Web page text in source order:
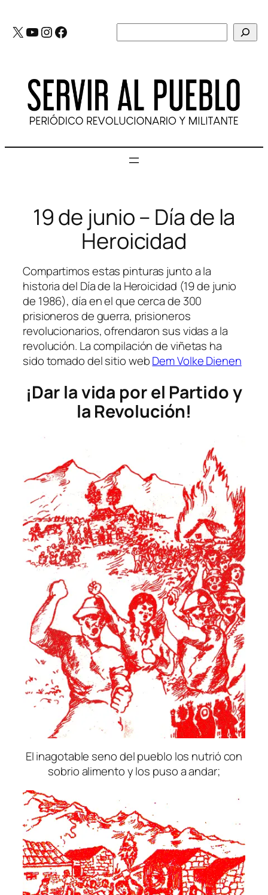
contenido
X YouTube
Instagram
Facebook
19 de junio – Día de la
Heroicidad
Compartimos estas pinturas junto a la
historia del Día de la Heroicidad (19 de junio
de 1986), día en el que cerca de 300
prisioneros de guerra, prisioneros
revolucionarios, ofrendaron sus vidas a la
revolución. La compilación de viñetas ha
sido tomado del sitio webDem Volke Dienen
¡Dar la vida por el Partido y
la Revolución!
El inagotable seno del pueblo los nutrió con
sobrio alimento y los puso a andar;